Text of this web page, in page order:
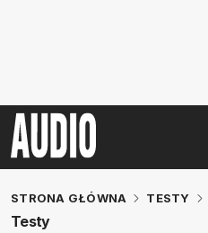
STRONA GŁÓWNA TESTY
Testy